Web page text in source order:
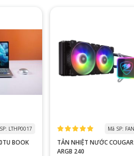
LTHP0017
BOOK
Mã SP:
TẢN NHIỆT NƯỚC
ARGB 240